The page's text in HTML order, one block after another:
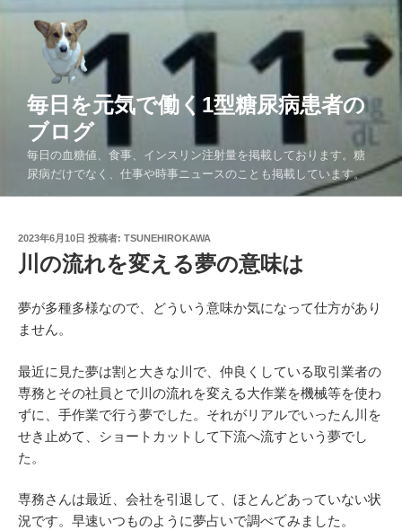
毎日を元気で働く1型糖尿病患者の
ブログ
毎日の血糖値、食事、インスリン注射量を掲載しております。糖
尿病だけでなく、仕事や時事ニュースのことも掲載しています。
投
稿
日:
2023年6月10日 投稿者: TSUNEHIROKAWA
川の流れを変える夢の意味は
夢が多種多様なので、どういう意味か気になって仕方があり
ません。
最近に見た夢は割と大きな川で、仲良くしている取引業者の
専務とその社員とで川の流れを変える大作業を機械等を使わ
ずに、手作業で行う夢でした。それがリアルでいったん川を
せき止めて、ショートカットして下流へ流すという夢でし
た。
専務さんは最近、会社を引退して、ほとんどあっていない状
況です。早速いつものように夢占いで調べてみました。